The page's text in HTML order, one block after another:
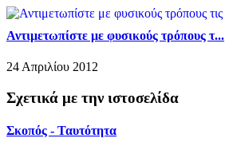
Αντιμετωπίστε με φυσικούς τρόπους τ...
24 Απριλίου 2012
Σχετικά με την ιστοσελίδα
Σκοπός - Ταυτότητα